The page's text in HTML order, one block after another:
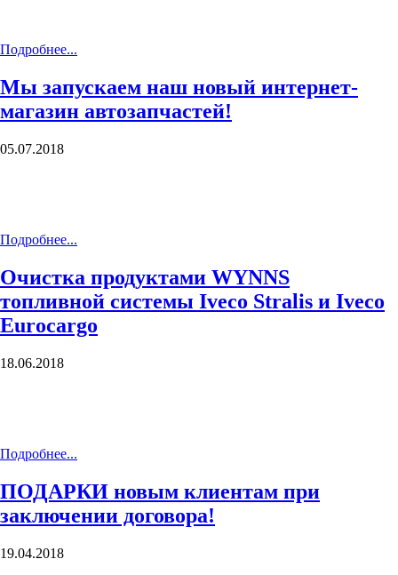
Подробнее...
Мы запускаем наш новый интернет-
магазин автозапчастей!
05.07.2018
Подробнее...
Очистка продуктами WYNNS
топливной системы Iveco Stralis и Iveco
Eurocargo
18.06.2018
Подробнее...
ПОДАРКИ новым клиентам при
заключении договора!
19.04.2018